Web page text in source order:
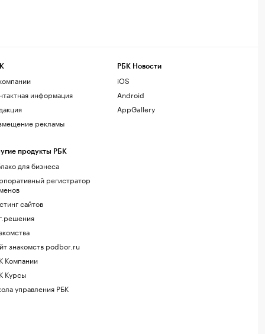
информация
рекламы
продукты РБК
для бизнеса
регистратор
сайтов
знакомств podbor.ru
Компании
Курсы
управления РБК
РБК Новости
iOS
Android
AppGallery